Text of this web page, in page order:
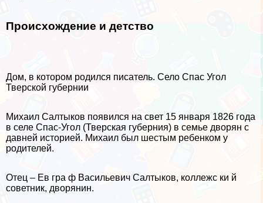
Происхождение и детство
Дом, в котором родился писатель. Село Спас Угол
Тверской губернии
Михаил Салтыков появился на свет 15 января 1826 года
в селе Спас-Угол (Тверская губерния) в семье дворян с
давней историей. Михаил был шестым ребенком у
родителей.
Отец – Ев гра ф Васильевич Салтыков, коллежс ки й
советник, дворянин.